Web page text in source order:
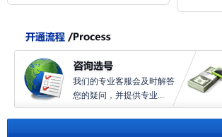
我们的专业客服会及时解答
您的疑问，并提供专业...